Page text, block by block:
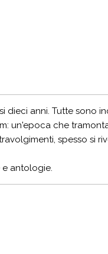
dieci anni. Tutte sono
un'epoca che
spesso si
e antologie.